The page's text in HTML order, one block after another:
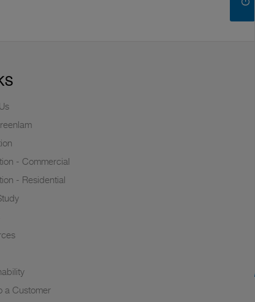
- Commercial
- Residential
a Customer